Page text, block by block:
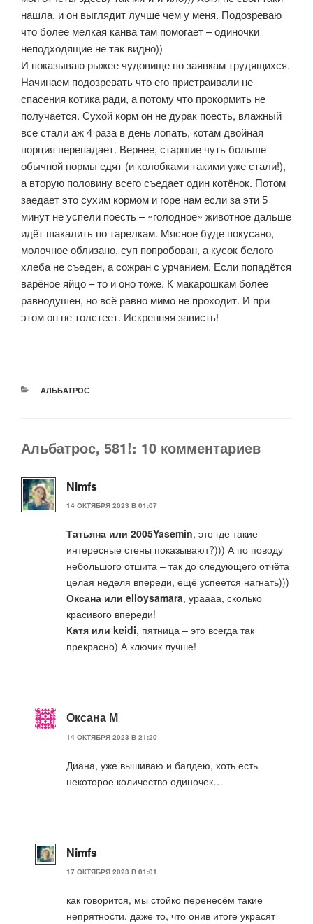
нашла, и он выглядит лучше чем у меня. Подозреваю
что более мелкая канва там помогает – одиночки
неподходящие не так видно))
И показываю рыжее чудовище по заявкам трудящихся.
Начинаем подозревать что его пристраивали не
спасения котика ради, а потому что прокормить не
получается. Сухой корм он не дурак поесть, влажный
все стали аж 4 раза в день лопать, котам двойная
порция перепадает. Вернее, старшие чуть больше
обычной нормы едят (и колобками такими уже стали!),
а вторую половину всего съедает один котёнок. Потом
заедает это сухим кормом и горе нам если за эти 5
минут не успели поесть – «голодное» животное дальше
идёт шакалить по тарелкам. Мясное буде покусано,
молочное облизано, суп попробован, а кусок белого
хлеба не съеден, а сожран с урчанием. Если попадётся
варёное яйцо – то и оно тоже. К макарошкам более
равнодушен, но всё равно мимо не проходит. И при
этом он не толстеет. Искренняя зависть!
РУБРИКИ
АЛЬБАТРОС
Альбатрос, 581!: 10 комментариев
Nimfs
14 ОКТЯБРЯ 2023 В 01:07
Татьяна или 2005Yasemin, это где такие
интересные стены показывают?))) А по поводу
небольшого отшита – так до следующего отчёта
целая неделя впереди, ещё успеется нагнать)))
Оксана или elloysamara, ураааа, сколько
красивого впереди!
Катя или keidi, пятница – это всегда так
прекрасно) А ключик лучше!
Оксана М
14 ОКТЯБРЯ 2023 В 21:20
Диана, уже вышиваю и балдею, хоть есть
некоторое количество одиночек…
Nimfs
17 ОКТЯБРЯ 2023 В 01:01
как говорится, мы стойко перенесём такие
непрятности, даже то, что онив итоге украсят